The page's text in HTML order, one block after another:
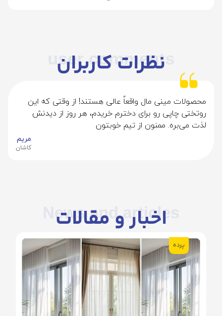
user comments
نظرات کاربران
محصولات مینی مال واقعاً عالی هستند! از وقتی که این
روتختی چاپی رو برای دخترم خریدم، هر روز از دیدنش
لذت می‌بره. ممنون از تیم خوبتون
مریم
کاشان
News and articles
اخبار و مقالات
پرده